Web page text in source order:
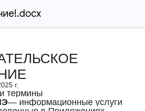
г.
термины
— информационные услуги